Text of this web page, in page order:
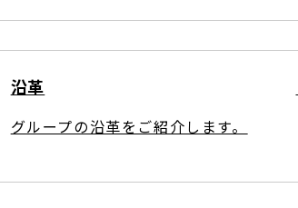
沿革
グループの沿革をご紹介します。